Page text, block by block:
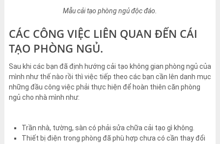
Mẫu cải tạo phòng ngủ độc đáo.
CÁC CÔNG VIỆC LIÊN QUAN ĐẾN CÁI
TẠO PHÒNG NGỦ.
Sau khi các bạn đã định hướng cải tạo không gian phòng ngủ của
mình như thế nào rồi thì việc tiếp theo các bạn cần lên danh mục
những đầu công việc phải thực hiện để hoàn thiên căn phòng
ngủ cho nhà mình như:
Trần nhà, tường, sàn có phải sửa chữa cải tạo gì không.
Thiết bị điện trong phòng đã phù hợp chưa có cần thay đổi